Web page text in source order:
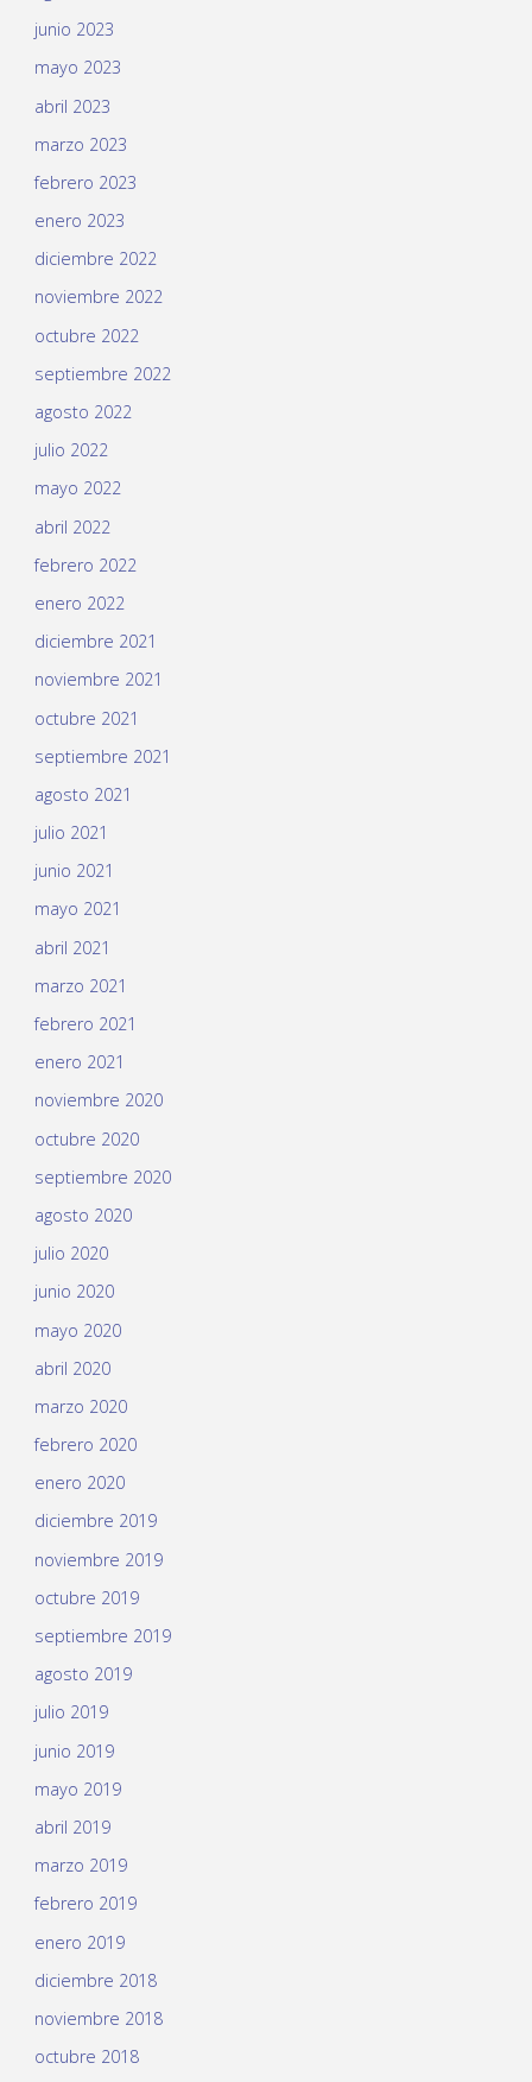
junio 2023
mayo 2023
abril 2023
marzo 2023
febrero 2023
enero 2023
diciembre 2022
noviembre 2022
octubre 2022
septiembre 2022
agosto 2022
julio 2022
mayo 2022
abril 2022
febrero 2022
enero 2022
diciembre 2021
noviembre 2021
octubre 2021
septiembre 2021
agosto 2021
julio 2021
junio 2021
mayo 2021
abril 2021
marzo 2021
febrero 2021
enero 2021
noviembre 2020
octubre 2020
septiembre 2020
agosto 2020
julio 2020
junio 2020
mayo 2020
abril 2020
marzo 2020
febrero 2020
enero 2020
diciembre 2019
noviembre 2019
octubre 2019
septiembre 2019
agosto 2019
julio 2019
junio 2019
mayo 2019
abril 2019
marzo 2019
febrero 2019
enero 2019
diciembre 2018
noviembre 2018
octubre 2018